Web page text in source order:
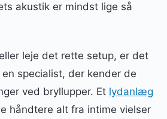
akustik er mindst lige så
leje det rette setup, er det
specialist, der kender de
ved bryllupper. Et lydanlæg
håndtere alt fra intime vielser